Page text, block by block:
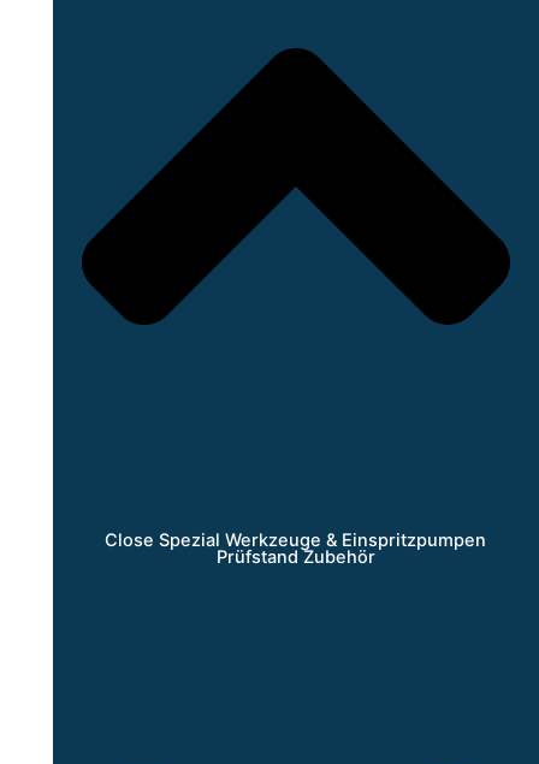
Close Spezial Werkzeuge & Einspritzpumpen
Prüfstand Zubehör